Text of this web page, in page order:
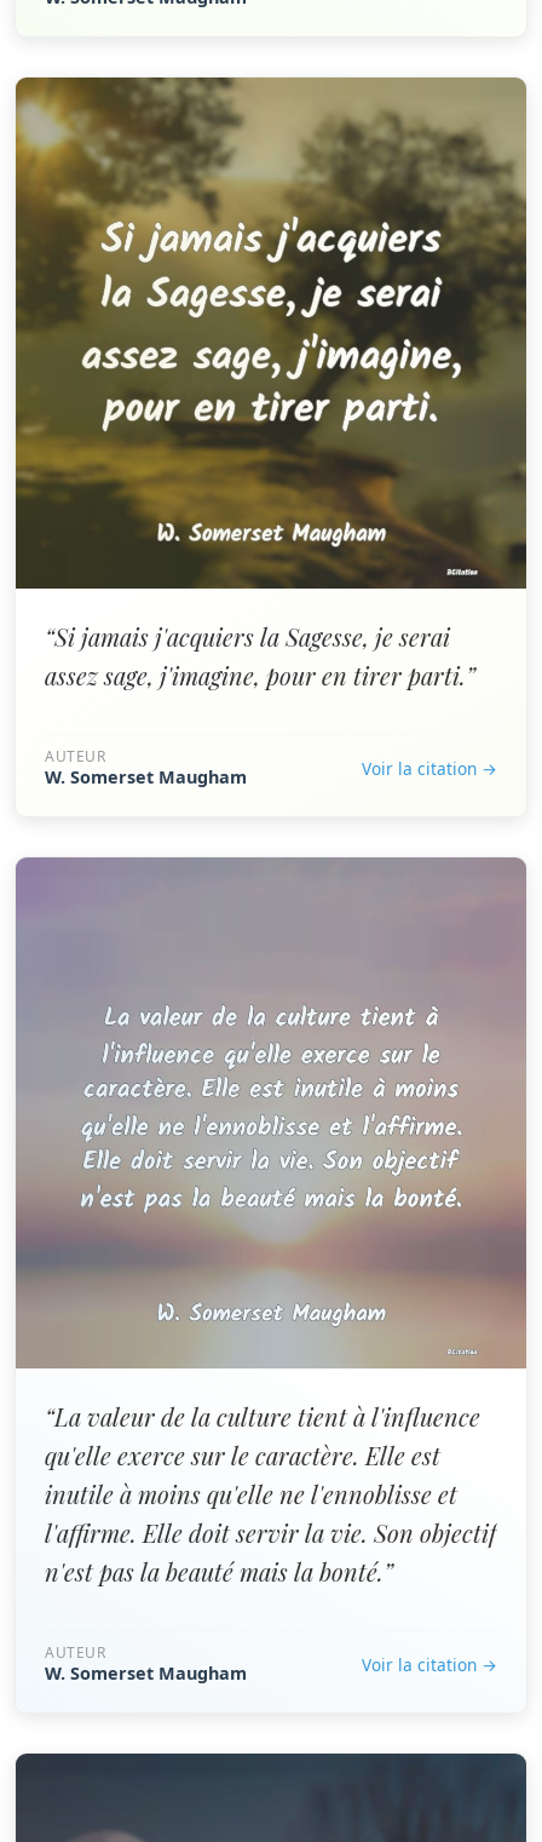
“Si jamais j'acquiers la Sagesse, je serai
assez sage, j'imagine, pour en tirer parti.”
AUTEUR
W. Somerset Maugham Voir la citation →
“La valeur de la culture tient à l'influence
qu'elle exerce sur le caractère. Elle est
inutile à moins qu'elle ne l'ennoblisse et
l'affirme. Elle doit servir la vie. Son objectif
n'est pas la beauté mais la bonté.”
AUTEUR
W. Somerset Maugham Voir la citation →